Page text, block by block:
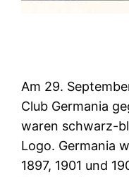
Am 29.
Club Germania
waren schwarz-
Logo. Germania
1897, 1901 und